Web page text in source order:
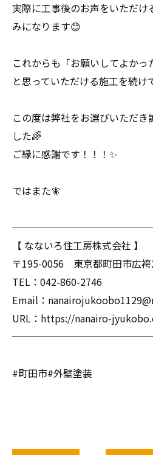
実際に工事後のお声をいただ
みになります😊
これからも「お願いしてよかっ
と思っていただける施工を続け
この度は弊社をお選びいただき
した🌈
ご縁に感謝です！！！✨
ではまた🧚
【 なないろ住工房株式会社 】
〒195-0056 東京都町田市広
TEL：042-860-2746
Email：
URL：https://nanairo-
#町田市#外壁塗装